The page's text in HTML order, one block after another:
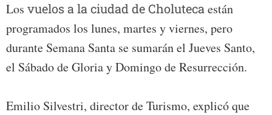
Los vuelos a la ciudad de Cholutecaestán
programados los lunes, martes y viernes, pero
durante Semana Santa se sumarán el Jueves Santo,
el Sábado de Gloria y Domingo de Resurrección.
Emilio Silvestri, director de Turismo, explicó que